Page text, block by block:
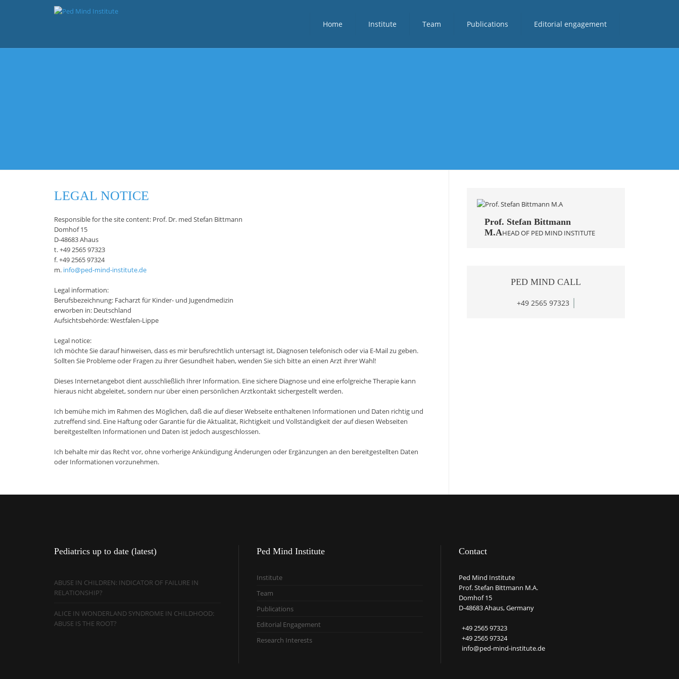
Home Institute Team Publications Editorial engagement
LEGAL NOTICE
Responsible for the site content: Prof. Dr. med Stefan Bittmann
Domhof 15
D-48683 Ahaus
t. +49 2565 97323
f. +49 2565 97324
m. info@ped-mind-institute.de
Legal information:
Berufsbezeichnung: Facharzt für Kinder- und Jugendmedizin
erworben in: Deutschland
Aufsichtsbehörde: Westfalen-Lippe
Legal notice:
Ich möchte Sie darauf hinweisen, dass es mir berufsrechtlich untersagt ist, Diagnosen telefonisch oder via E-Mail zu geben.
Sollten Sie Probleme oder Fragen zu ihrer Gesundheit haben, wenden Sie sich bitte an einen Arzt ihrer Wahl!
Dieses Internetangebot dient ausschließlich Ihrer Information. Eine sichere Diagnose und eine erfolgreiche Therapie kann
hieraus nicht abgeleitet, sondern nur über einen persönlichen Arztkontakt sichergestellt werden.
Ich bemühe mich im Rahmen des Möglichen, daß die auf dieser Webseite enthaltenen Informationen und Daten richtig und
zutreffend sind. Eine Haftung oder Garantie für die Aktualität, Richtigkeit und Vollständigkeit der auf diesen Webseiten
bereitgestellten Informationen und Daten ist jedoch ausgeschlossen.
Ich behalte mir das Recht vor, ohne vorherige Ankündigung Änderungen oder Ergänzungen an den bereitgestellten Daten
oder Informationen vorzunehmen.
Prof. Stefan Bittmann
M.AHEAD OF PED MIND INSTITUTE
PEDMIND CALL
+49 2565 97323
Pediatrics up to date (latest)
ABUSE IN CHILDREN: INDICATOR OF FAILURE IN
RELATIONSHIP?
ALICE IN WONDERLAND SYNDROME IN CHILDHOOD:
ABUSE IS THE ROOT?
PedMind Institute
Institute
Team
Publications
Editorial Engagement
Research Interests
Contact
Ped Mind Institute
Prof. Stefan Bittmann M.A.
Domhof 15
D-48683 Ahaus, Germany
+49 2565 97323
+49 2565 97324
info@ped-mind-institute.de